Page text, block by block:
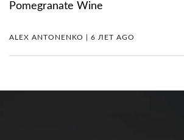
Pomegranate Wine
ALEX ANTONENKO | 6 ЛЕТ AGO